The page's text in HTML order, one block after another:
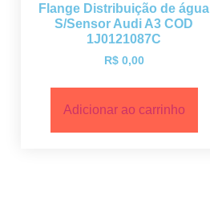
Flange Distribuição de água
S/Sensor Audi A3 COD
1J0121087C
R$0,00
Adicionar ao carrinho